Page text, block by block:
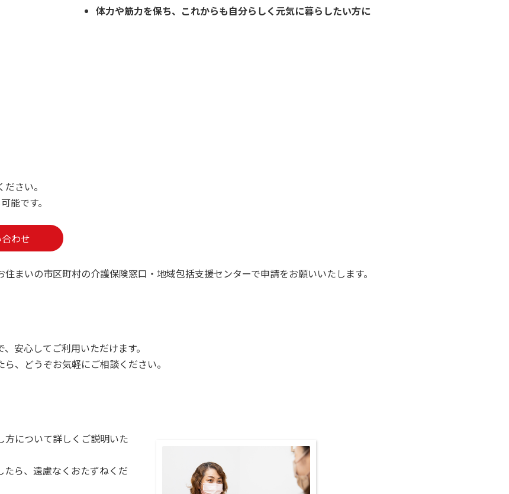
体力や筋力を保ち、これからも自分らしく元気に暮らしたい方に
さい。
能です。
わせ
まいの市区町村の介護保険窓口・地域包括支援センターで申請をお願いいたします。
安心してご利用いただけます。
、どうぞお気軽にご相談ください。
方について詳しくご説明いた
たら、遠慮なくおたずねくだ